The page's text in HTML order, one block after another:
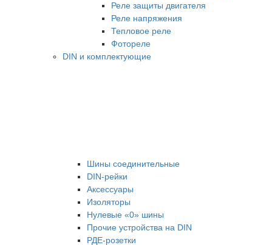
Реле защиты двигателя
Реле напряжения
Тепловое реле
Фотореле
DIN и комплектующие
Шины соединительные
DIN-рейки
Аксессуары
Изоляторы
Нулевые «0» шины
Прочие устройства на DIN
РДЕ-розетки